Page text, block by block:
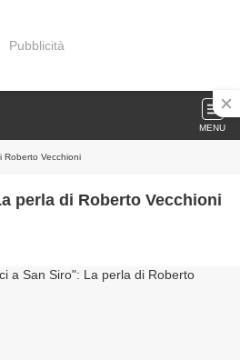
Pubblicità
MENU
Roberto Vecchioni
perla di Roberto Vecchioni